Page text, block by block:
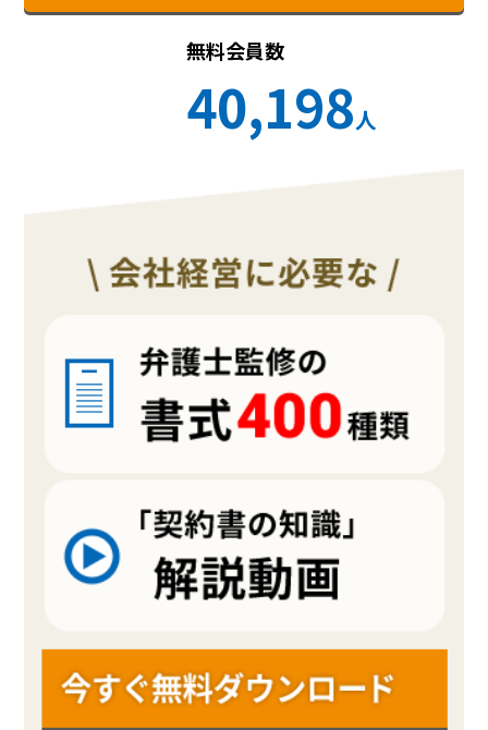
無料会員数
40,198人